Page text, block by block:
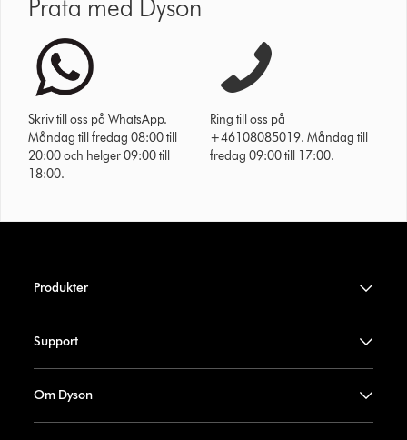
Prata med Dyson
Skriv till oss på WhatsApp.
Måndag till fredag 08:00 till
20:00 och helger 09:00 till
18:00.
Ring till oss på
+46108085019. Måndag till
fredag 09:00 till 17:00.
Produkter
Support
Om Dyson